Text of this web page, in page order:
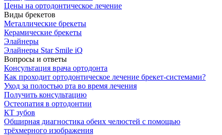
Цены на ортодонтическое лечение
Виды брекетов
Металлические брекеты
Керамические брекеты
Элайнеры
Элайнеры Star Smile iQ
Вопросы и ответы
Консультация врача ортодонта
Как проходит ортодонтическое лечение брекет-системами?
Уход за полостью рта во время лечения
Получить консультацию
Остеопатия в ортодонтии
КТ зубов
Обширная диагностика обеих челюстей с помощью
трёхмерного изображения